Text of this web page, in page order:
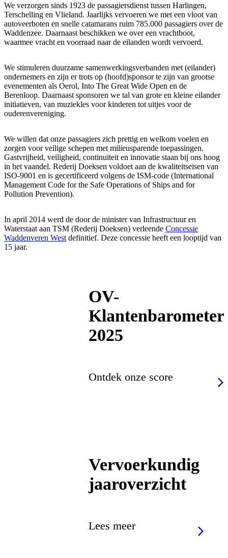
We verzorgen sinds 1923 de passagiersdienst tussen Harlingen,
Terschelling en Vlieland. Jaarlijks vervoeren we met een vloot van
autoveerboten en snelle catamarans ruim 785.000 passagiers over de
Waddenzee. Daarnaast beschikken we over een vrachtboot,
waarmee vracht en voorraad naar de eilanden wordt vervoerd.
We stimuleren duurzame samenwerkingsverbanden met (eilander)
ondernemers en zijn er trots op (hoofd)sponsor te zijn van grootse
evenementen als Oerol, Into The Great Wide Open en de
Berenloop. Daarnaast sponsoren we tal van grote en kleine eilander
initiatieven, van muziekles voor kinderen tot uitjes voor de
ouderenvereniging.
We willen dat onze passagiers zich prettig en welkom voelen en
zorgen voor veilige schepen met milieusparende toepassingen.
Gastvrijheid, veiligheid, continuïteit en innovatie staan bij ons hoog
in het vaandel. Rederij Doeksen voldoet aan de kwaliteitseisen van
ISO-9001 en is gecertificeerd volgens de ISM-code (International
Management Code for the Safe Operations of Ships and for
Pollution Prevention).
In april 2014 werd de door de minister van Infrastructuur en
Waterstaat aan TSM (Rederij Doeksen) verleende Concessie
Waddenveren West definitief. Deze concessie heeft een looptijd van
15 jaar.
OV-
Klantenbarometer
2025
Ontdek onze score
Vervoerkundig
jaaroverzicht
Lees meer